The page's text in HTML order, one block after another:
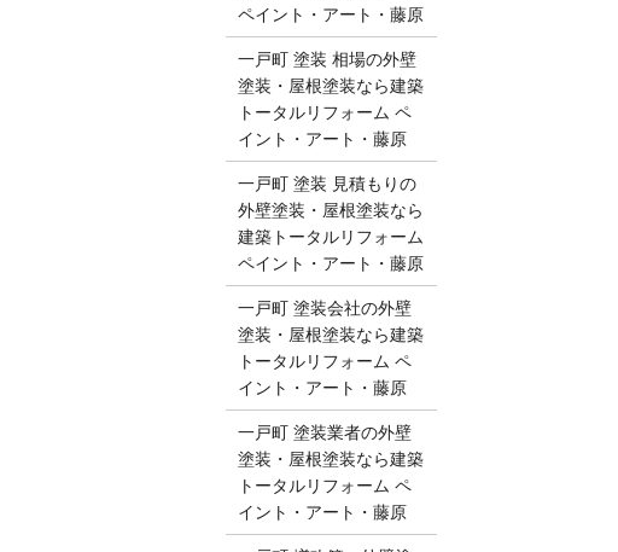
ペイント・アート・藤原
一戸町 塗装 相場の外壁
塗装・屋根塗装なら建築
トータルリフォーム ペ
イント・アート・藤原
一戸町 塗装 見積もりの
外壁塗装・屋根塗装なら
建築トータルリフォーム
ペイント・アート・藤原
一戸町 塗装会社の外壁
塗装・屋根塗装なら建築
トータルリフォーム ペ
イント・アート・藤原
一戸町 塗装業者の外壁
塗装・屋根塗装なら建築
トータルリフォーム ペ
イント・アート・藤原